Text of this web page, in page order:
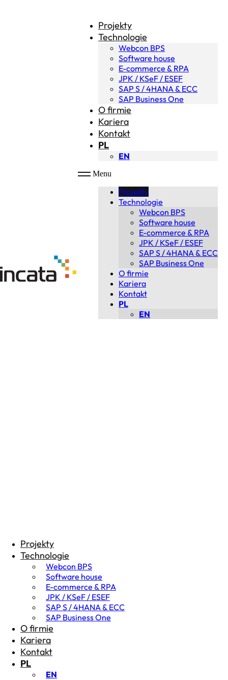
Projekty
Technologie
Webcon BPS
Software house
E-commerce & RPA
JPK / KSeF / ESEF
SAP S / 4HANA & ECC
SAP Business One
O firmie
Kariera
Kontakt
PL
EN
Projekty
Technologie
Webcon BPS
Software house
E-commerce & RPA
JPK / KSeF / ESEF
SAP S / 4HANA & ECC
SAP Business One
O firmie
Kariera
Kontakt
PL
EN
Menu
Projekty
Technologie
Webcon BPS
Software house
E-commerce & RPA
JPK / KSeF / ESEF
SAP S / 4HANA & ECC
SAP Business One
O firmie
Kariera
Kontakt
PL
EN